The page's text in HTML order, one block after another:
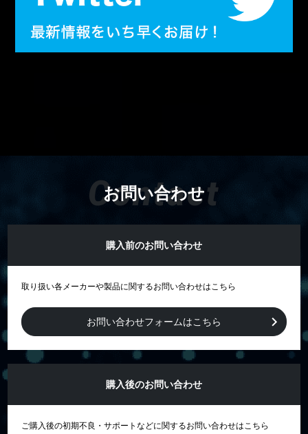
お問い合わせ
Contact
購入前のお問い合わせ
取り扱い各メーカーや製品に関するお問い合わせはこちら
お問い合わせフォームはこちら
購入後のお問い合わせ
ご購入後の初期不良・サポートなどに関するお問い合わせはこちら